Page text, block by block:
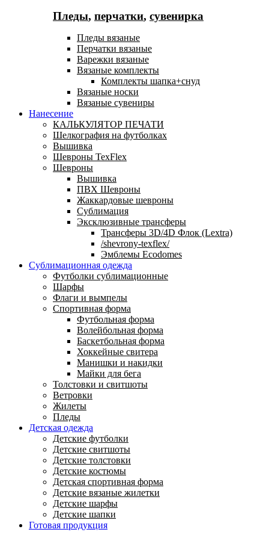
Пледы, перчатки, сувенирка
Пледы вязаные
Перчатки вязаные
Варежки вязаные
Вязаные комплекты
Комплекты шапка+снуд
Вязаные носки
Вязаные сувениры
Нанесение
КАЛЬКУЛЯТОР ПЕЧАТИ
Шелкография на футболках
Вышивка
Шевроны TexFlex
Шевроны
Вышивка
ПВХ Шевроны
Жаккардовые шевроны
Сублимация
Эксклюзивные трансферы
Трансферы 3D/4D Флок (Lextra)
/shevrony-texflex/
Эмблемы Ecodomes
Сублимационная одежда
Футболки сублимационные
Шарфы
Флаги и вымпелы
Спортивная форма
Футбольная форма
Волейбольная форма
Баскетбольная форма
Хоккейные свитера
Манишки и накидки
Майки для бега
Толстовки и свитшоты
Ветровки
Жилеты
Пледы
Детская одежда
Детские футболки
Детские свитшоты
Детские толстовки
Детские костюмы
Детская спортивная форма
Детские вязаные жилетки
Детские шарфы
Детские шапки
Готовая продукция